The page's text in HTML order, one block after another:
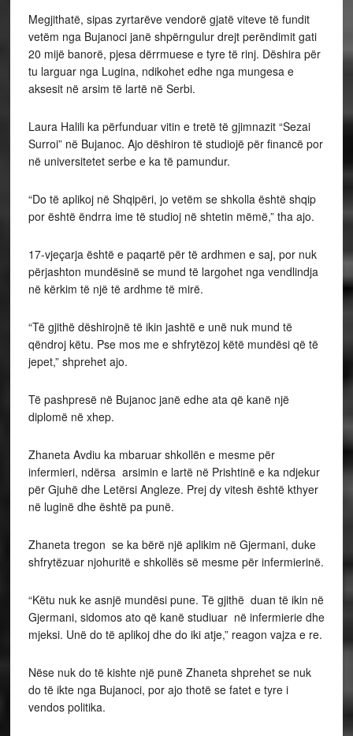
Megjithatë, sipas zyrtarëve vendorë gjatë viteve të fundit
vetëm nga Bujanoci janë shpërngulur drejt perëndimit gati
20 mijë banorë, pjesa dërrmuese e tyre të rinj. Dëshira për
tu larguar nga Lugina, ndikohet edhe nga mungesa e
aksesit në arsim të lartë në Serbi.
Laura Halili ka përfunduar vitin e tretë të gjimnazit “Sezai
Surroi” në Bujanoc. Ajo dëshiron të studiojë për financë por
në universitetet serbe e ka të pamundur.
“Do të aplikoj në Shqipëri, jo vetëm se shkolla është shqip
por është ëndrra ime të studioj në shtetin mëmë,” tha ajo.
17-vjeçarja është e paqartë për të ardhmen e saj, por nuk
përjashton mundësinë se mund të largohet nga vendlindja
në kërkim të një të ardhme të mirë.
“Të gjithë dëshirojnë të ikin jashtë e unë nuk mund të
qëndroj këtu. Pse mos me e shfrytëzoj këtë mundësi që të
jepet,” shprehet ajo.
Të pashpresë në Bujanoc janë edhe ata që kanë një
diplomë në xhep.
Zhaneta Avdiu ka mbaruar shkollën e mesme për
infermieri, ndërsa arsimin e lartë në Prishtinë e ka ndjekur
për Gjuhë dhe Letërsi Angleze. Prej dy vitesh është kthyer
në luginë dhe është pa punë.
Zhaneta tregon se ka bërë një aplikim në Gjermani, duke
shfrytëzuar njohuritë e shkollës së mesme për infermierinë.
“Këtu nuk ke asnjë mundësi pune. Të gjithë duan të ikin në
Gjermani, sidomos ato që kanë studiuar në infermierie dhe
mjeksi. Unë do të aplikoj dhe do iki atje,” reagon vajza e re.
Nëse nuk do të kishte një punë Zhaneta shprehet se nuk
do të ikte nga Bujanoci, por ajo thotë se fatet e tyre i
vendos politika.